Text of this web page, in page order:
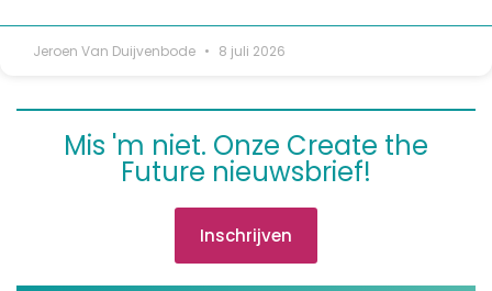
Jeroen Van Duijvenbode 8 juli 2026
Mis 'm niet. Onze Create the
Future nieuwsbrief!
Inschrijven